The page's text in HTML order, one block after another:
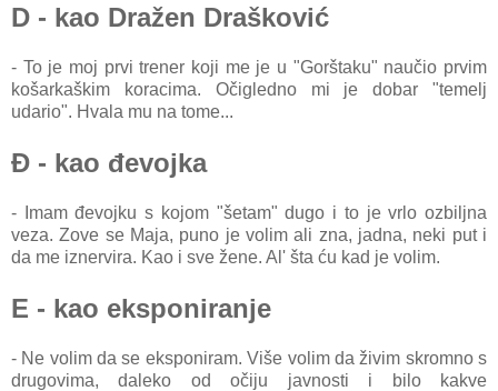
D - kao Dražen Drašković
- To je moj prvi trener koji me je u "Gorštaku" naučio prvim
košarkaškim koracima. Očigledno mi je dobar "temelj
udario". Hvala mu na tome...
Đ - kao đevojka
- Imam đevojku s kojom "šetam" dugo i to je vrlo ozbiljna
veza. Zove se Maja, puno je volim ali zna, jadna, neki put i
da me iznervira. Kao i sve žene. Al' šta ću kad je volim.
E - kao eksponiranje
- Ne volim da se eksponiram. Više volim da živim skromno s
drugovima, daleko od očiju javnosti i bilo kakve